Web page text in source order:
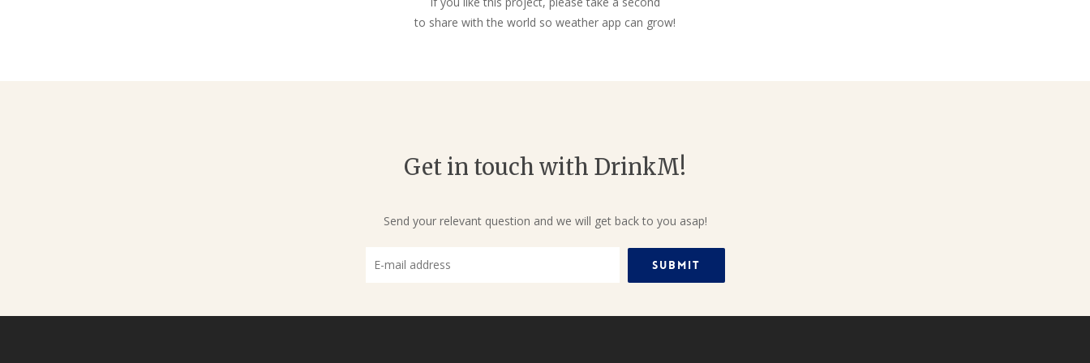
to share with the world so weather app can grow!
Get in touch with DrinkM!
Send your relevant question and we will get back to you asap!